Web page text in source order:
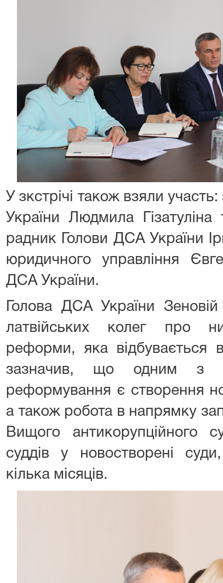
У зкстрічі також взяли
України Людмила
радник Голови ДСА України
юридичного управління
ДСА України.
Голова ДСА України
латвійських колег про
реформи, яка відбувається
зазначив, що одним з
реформування є створення
а також робота в напрямку
Вищого антикорупційного
суддів у новостворені
кілька місяців.